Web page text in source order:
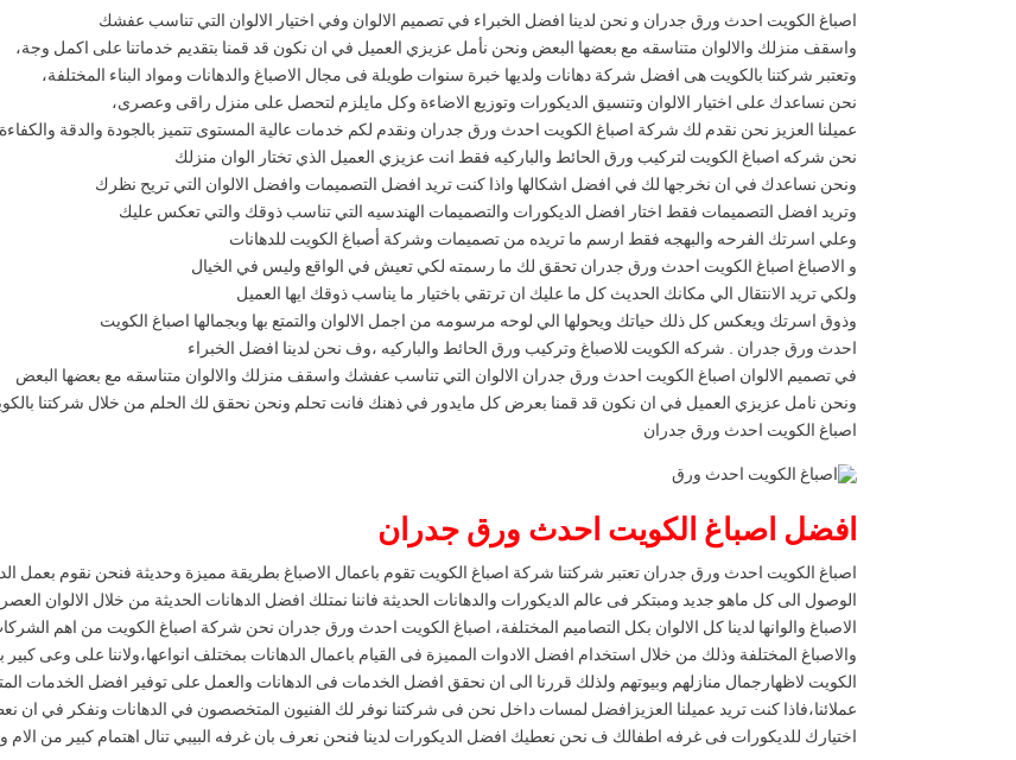
اصباغ الكويت احدث ورق جدران و نحن لدينا افضل الخبراء في تصميم الالوان وفي اختيار الالوان التي تناسب عفشك
واسقف منزلك والالوان متناسقه مع بعضها البعض ونحن نأمل عزيزي العميل في ان نكون قد قمنا بتقديم خدماتنا على اكمل وجة،
وتعتبر شركتنا بالكويت هى افضل شركة دهانات ولديها خبرة سنوات طويلة فى مجال الاصباغ والدهانات ومواد البناء المختلفة،
نحن نساعدك على اختيار الالوان وتنسيق الديكورات وتوزيع الاضاءة وكل مايلزم لتحصل على منزل راقى وعصرى،
عميلنا العزيز نحن نقدم لك شركة اصباغ الكويت احدث ورق جدران ونقدم لكم خدمات عالية المستوى تتميز بالجودة والدقة
نحن شركه اصباغ الكويت لتركيب ورق الحائط والباركيه فقط انت عزيزي العميل الذي تختار الوان منزلك
ونحن نساعدك في ان نخرجها لك في افضل اشكالها واذا كنت تريد افضل التصميمات وافضل الالوان التي تريح نظرك
وتريد افضل التصميمات فقط اختار افضل الديكورات والتصميمات الهندسيه التي تناسب ذوقك والتي تعكس عليك
وعلي اسرتك الفرحه والبهجه فقط ارسم ما تريده من تصميمات وشركة أصباغ الكويت للدهانات
و الاصباغ اصباغ الكويت احدث ورق جدران تحقق لك ما رسمته لكي تعيش في الواقع وليس في الخيال
ولكي تريد الانتقال الي مكانك الحديث كل ما عليك ان ترتقي باختيار ما يناسب ذوقك ايها العميل
وذوق اسرتك ويعكس كل ذلك حياتك ويحولها الي لوحه مرسومه من اجمل الالوان والتمتع بها وبجمالها اصباغ الكويت
احدث ورق جدران . شركه الكويت للاصباغ وتركيب ورق الحائط والباركيه ،وف نحن لدينا افضل الخبراء
في تصميم الالوان اصباغ الكويت احدث ورق جدران الالوان التي تناسب عفشك واسقف منزلك والالوان متناسقه مع بعضها البعض
ونحن نامل عزيزي العميل في ان نكون قد قمنا بعرض كل مايدور في ذهنك فانت تحلم ونحن نحقق لك الحلم من خلال شركتنا
اصباغ الكويت احدث ورق جدران
افضل اصباغ الكويت احدث ورق جدران
اصباغ الكويت احدث ورق جدران تعتبر شركتنا شركة اصباغ الكويت تقوم باعمال الاصباغ بطريقة مميزة وحديثة فنحن نقوم بعمل
الوصول الى كل ماهو جديد ومبتكر فى عالم الديكورات والدهانات الحديثة فاننا نمتلك افضل الدهانات الحديثة من خلال الالوان
الاصباغ والوانها لدينا كل الالوان بكل التصاميم المختلفة، اصباغ الكويت احدث ورق جدران نحن شركة اصباغ الكويت من اهم
والاصباغ المختلفة وذلك من خلال استخدام افضل الادوات المميزة فى القيام باعمال الدهانات بمختلف انواعها،ولاننا على وعى كبير
الكويت لاظهارجمال منازلهم وبيوتهم ولذلك قررنا الى ان نحقق افضل الخدمات فى الدهانات والعمل على توفير افضل الخدمات
عملائنا،فاذا كنت تريد عميلنا العزيزافضل لمسات داخل نحن فى شركتنا نوفر لك الفنيون المتخصصون في الدهانات ونفكر في ان
اختيارك للديكورات فى غرفه اطفالك ف نحن نعطيك افضل الديكورات لدينا فنحن نعرف بان غرفه البيبي تنال اهتمام كبير من